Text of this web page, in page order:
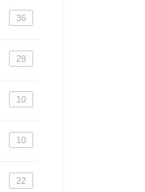
36
29
10
10
22